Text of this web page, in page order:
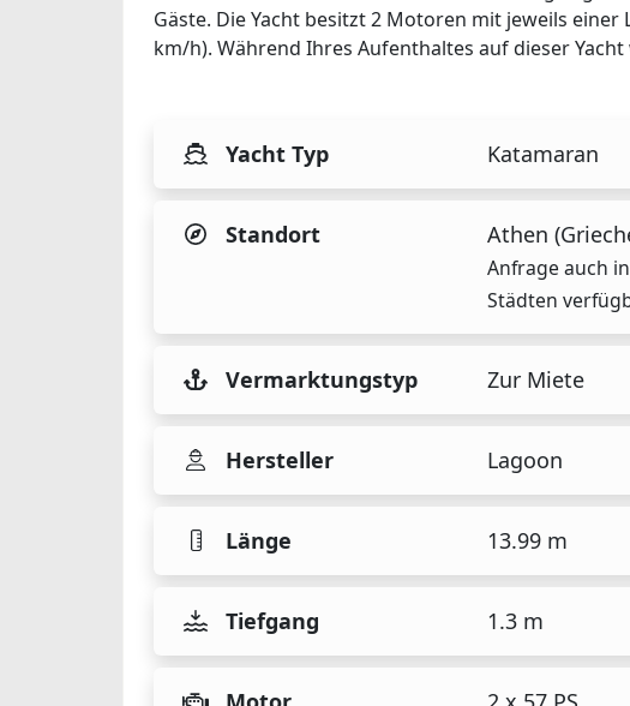
Gäste. Die Yacht besitzt 2 Motoren mit jeweils
km/h). Während Ihres Aufenthaltes auf dieser
Yacht Typ Katamaran
Standort Athen
Anfrage auch
Städten
Vermarktungstyp Zur Miete
Hersteller Lagoon
Länge 13.99 m
Tiefgang 1.3 m